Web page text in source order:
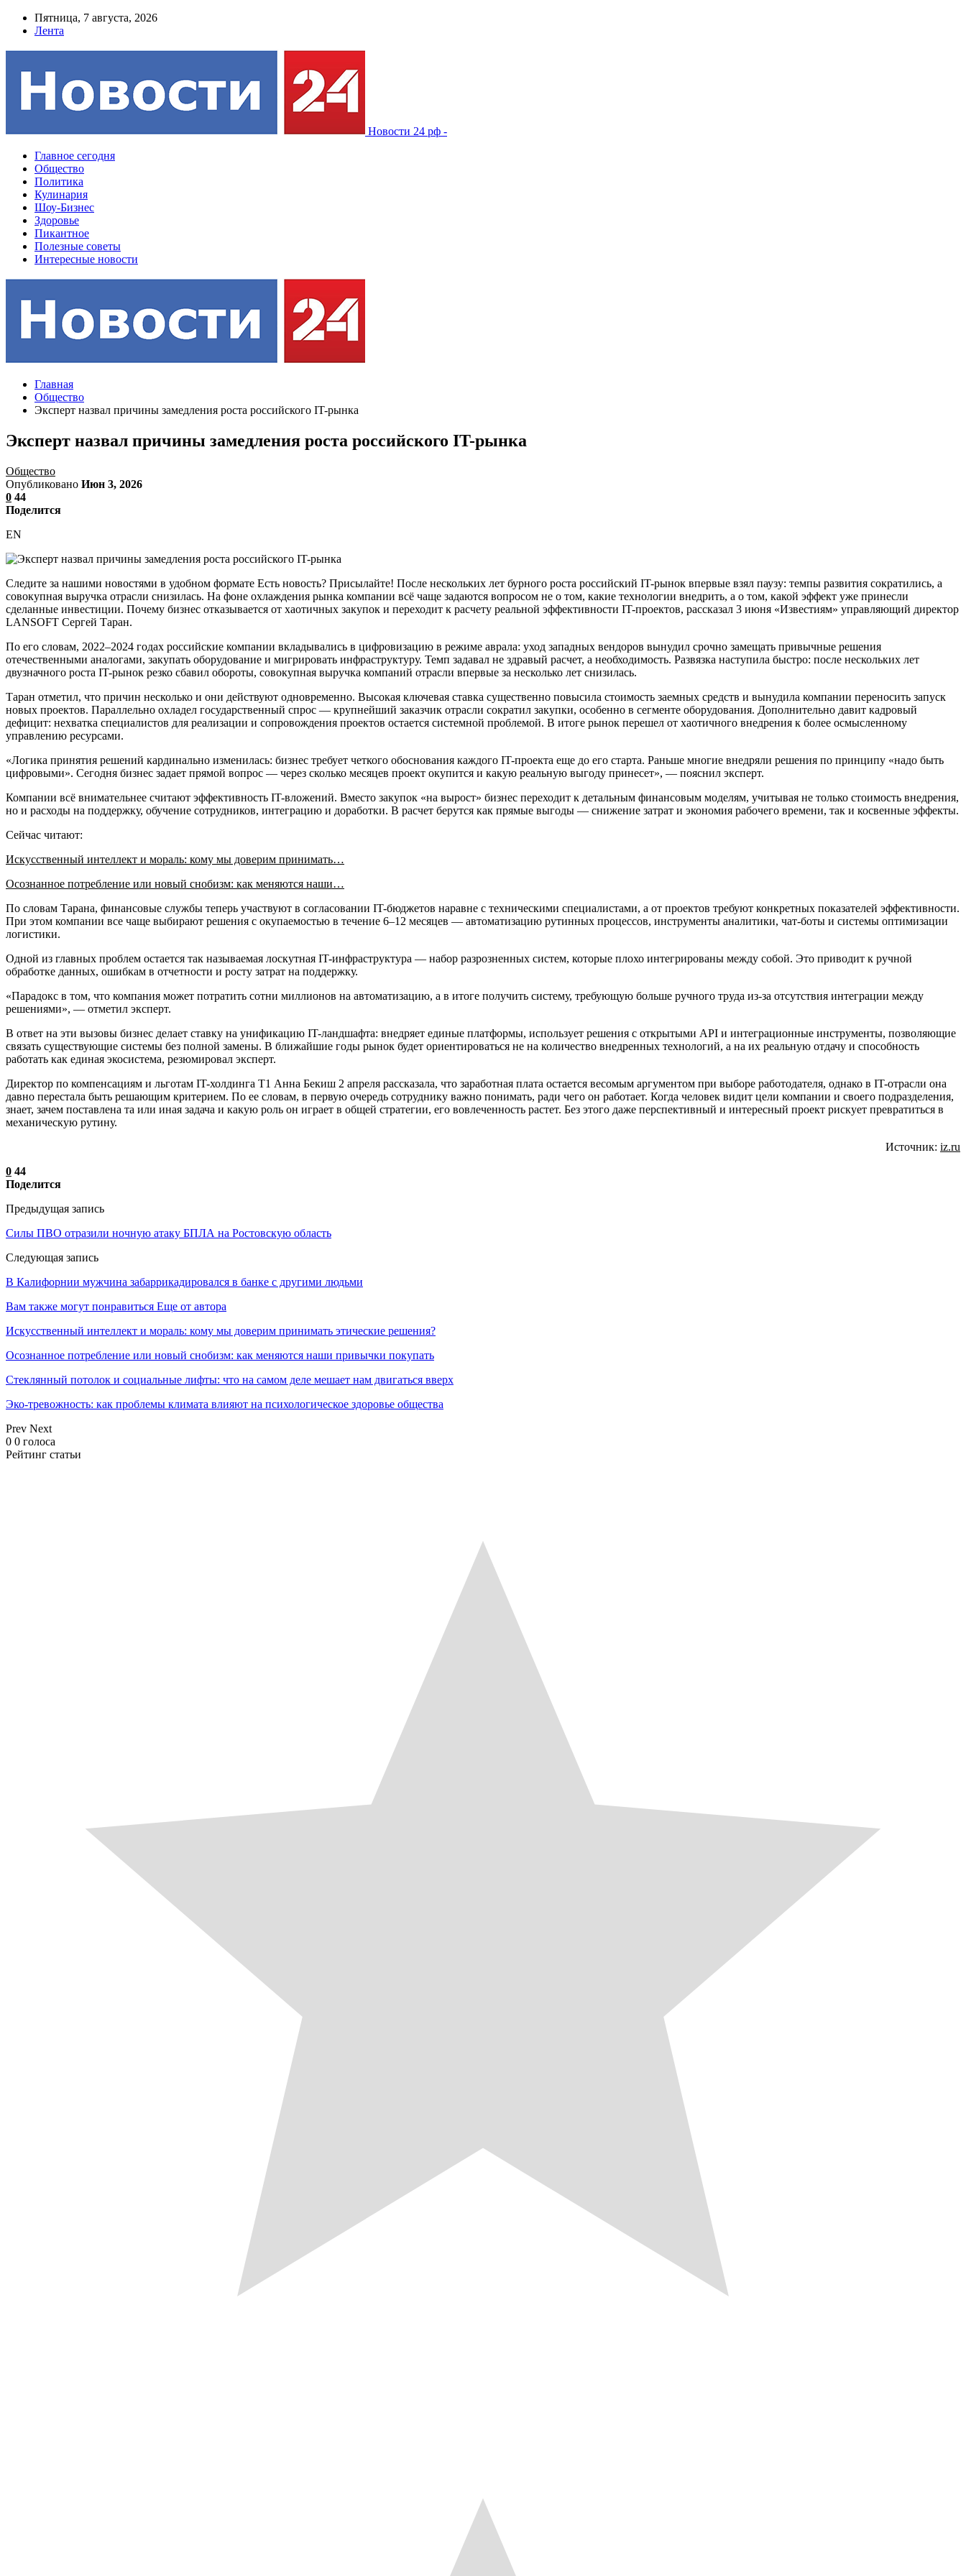
Пятница, 7 августа, 2026
Лента
Новости 24 рф -
Главное сегодня
Общество
Политика
Кулинария
Шоу-Бизнес
Здоровье
Пикантное
Полезные советы
Интересные новости
Главная
Общество
Эксперт назвал причины замедления роста российского IT-рынка
Эксперт назвал причины замедления роста российского IT-рынка
Общество
Опубликовано Июн 3, 2026
0 44
Поделится
EN
Следите за нашими новостями в удобном формате Есть новость? Присылайте! После нескольких лет бурного роста российский IT-рынок впервые взял паузу: темпы развития сократились, а
совокупная выручка отрасли снизилась. На фоне охлаждения рынка компании всё чаще задаются вопросом не о том, какие технологии внедрить, а о том, какой эффект уже принесли
сделанные инвестиции. Почему бизнес отказывается от хаотичных закупок и переходит к расчету реальной эффективности IT-проектов, рассказал 3 июня «Известиям» управляющий директор
LANSOFT Сергей Таран.
По его словам, 2022–2024 годах российские компании вкладывались в цифровизацию в режиме аврала: уход западных вендоров вынудил срочно замещать привычные решения
отечественными аналогами, закупать оборудование и мигрировать инфраструктуру. Темп задавал не здравый расчет, а необходимость. Развязка наступила быстро: после нескольких лет
двузначного роста IT-рынок резко сбавил обороты, совокупная выручка компаний отрасли впервые за несколько лет снизилась.
Таран отметил, что причин несколько и они действуют одновременно. Высокая ключевая ставка существенно повысила стоимость заемных средств и вынудила компании переносить запуск
новых проектов. Параллельно охладел государственный спрос — крупнейший заказчик отрасли сократил закупки, особенно в сегменте оборудования. Дополнительно давит кадровый
дефицит: нехватка специалистов для реализации и сопровождения проектов остается системной проблемой. В итоге рынок перешел от хаотичного внедрения к более осмысленному
управлению ресурсами.
«Логика принятия решений кардинально изменилась: бизнес требует четкого обоснования каждого IT-проекта еще до его старта. Раньше многие внедряли решения по принципу «надо быть
цифровыми». Сегодня бизнес задает прямой вопрос — через сколько месяцев проект окупится и какую реальную выгоду принесет», — пояснил эксперт.
Компании всё внимательнее считают эффективность IT-вложений. Вместо закупок «на вырост» бизнес переходит к детальным финансовым моделям, учитывая не только стоимость внедрения,
но и расходы на поддержку, обучение сотрудников, интеграцию и доработки. В расчет берутся как прямые выгоды — снижение затрат и экономия рабочего времени, так и косвенные эффекты.
Сейчас читают:
Искусственный интеллект и мораль: кому мы доверим принимать…
Осознанное потребление или новый снобизм: как меняются наши…
По словам Тарана, финансовые службы теперь участвуют в согласовании IT-бюджетов наравне с техническими специалистами, а от проектов требуют конкретных показателей эффективности.
При этом компании все чаще выбирают решения с окупаемостью в течение 6–12 месяцев — автоматизацию рутинных процессов, инструменты аналитики, чат-боты и системы оптимизации
логистики.
Одной из главных проблем остается так называемая лоскутная IT-инфраструктура — набор разрозненных систем, которые плохо интегрированы между собой. Это приводит к ручной
обработке данных, ошибкам в отчетности и росту затрат на поддержку.
«Парадокс в том, что компания может потратить сотни миллионов на автоматизацию, а в итоге получить систему, требующую больше ручного труда из-за отсутствия интеграции между
решениями», — отметил эксперт.
В ответ на эти вызовы бизнес делает ставку на унификацию IT-ландшафта: внедряет единые платформы, использует решения с открытыми API и интеграционные инструменты, позволяющие
связать существующие системы без полной замены. В ближайшие годы рынок будет ориентироваться не на количество внедренных технологий, а на их реальную отдачу и способность
работать как единая экосистема, резюмировал эксперт.
Директор по компенсациям и льготам IT-холдинга Т1 Анна Бекиш 2 апреля рассказала, что заработная плата остается весомым аргументом при выборе работодателя, однако в IT-отрасли она
давно перестала быть решающим критерием. По ее словам, в первую очередь сотруднику важно понимать, ради чего он работает. Когда человек видит цели компании и своего подразделения,
знает, зачем поставлена та или иная задача и какую роль он играет в общей стратегии, его вовлеченность растет. Без этого даже перспективный и интересный проект рискует превратиться в
механическую рутину.
Источник: iz.ru
0 44
Поделится
Предыдущая запись
Силы ПВО отразили ночную атаку БПЛА на Ростовскую область
Следующая запись
В Калифорнии мужчина забаррикадировался в банке с другими людьми
Вам также могут понравиться Еще от автора
Искусственный интеллект и мораль: кому мы доверим принимать этические решения?
Осознанное потребление или новый снобизм: как меняются наши привычки покупать
Стеклянный потолок и социальные лифты: что на самом деле мешает нам двигаться вверх
Эко-тревожность: как проблемы климата влияют на психологическое здоровье общества
Prev Next
0 0 голоса
Рейтинг статьи